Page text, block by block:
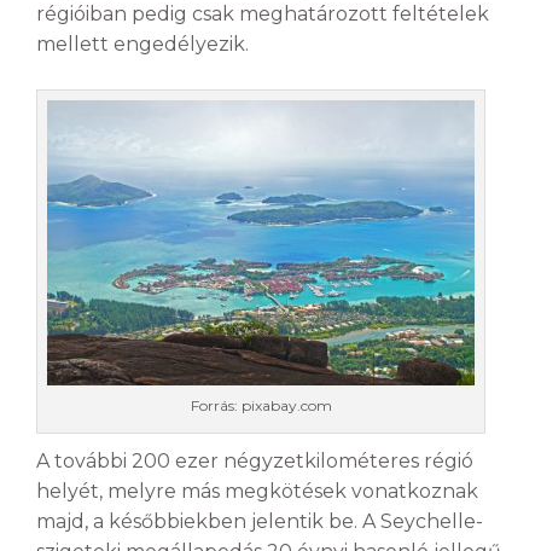
régióiban pedig csak meghatározott feltételek
mellett engedélyezik.
Forrás: pixabay.com
A további 200 ezer négyzetkilométeres régió
helyét, melyre más megkötések vonatkoznak
majd, a későbbiekben jelentik be. A Seychelle-